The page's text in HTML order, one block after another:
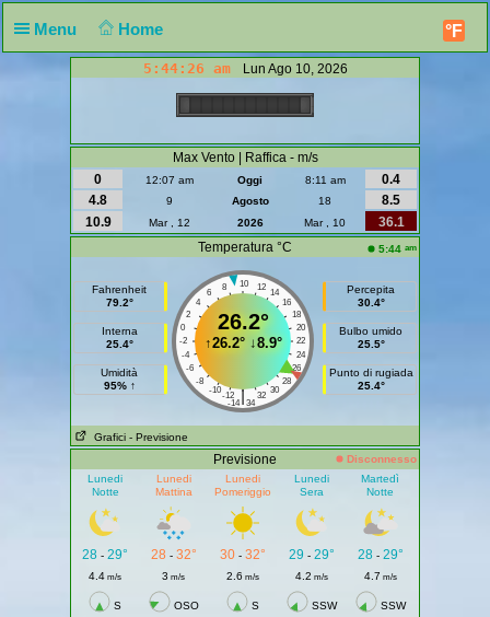
Menu Home °F
5:44:26 am Lun Ago 10, 2026
Max Vento | Raffica - m/s
0
12:07 am Oggi 8:11 am
0.4
4.8
9 Agosto 18
8.5
10.9
Mar , 12 2026 Mar , 10
36.1
Temperatura °C
5:44 am
Fahrenheit
79.2°
Interna
25.4°
Umidità
95% ↑
10
8 12
6
14
4
16
2
18
0
20
-2
22
-4
24
-6
26
-8
28
-10
30
-12 32
|
-14 34
26.2°
↑26.2°↓8.9°
Percepita
30.4°
Bulbo umido
25.5°
Punto di rugiada
25.4°
Grafici - Previsione
Previsione
Disconnesso
Lunedi
Notte
Lunedi
Mattina
Lunedi
Pomeriggio
Lunedi
Sera
Martedì
Notte
28 - 29° 28 - 32° 30- 32° 29 - 29° 28- 29°
4.4 m/s 3 m/s 2.6 m/s 4.2 m/s 4.7 m/s
S OSO S SSW
SSW